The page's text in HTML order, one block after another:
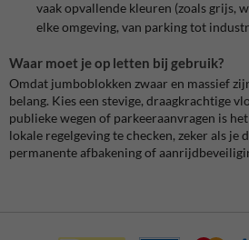
vaak opvallende kleuren (zoals grijs,
elke omgeving, van parking tot
Waar moet je op letten bij gebruik?
Omdat jumboblokken zwaar en massief
belang. Kies een stevige, draagkrachtige
publieke wegen of parkeeraanvragen is
lokale regelgeving te checken, zeker als je
permanente afbakening of